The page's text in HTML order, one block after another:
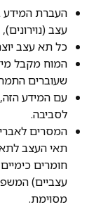
העברת המידע
עצב
כל תא עצב
המוח מקבל
שעוברים
עם המידע
לסביבה.
המסרים
תאי העצב
חומרים
עצביים)
מסוימת.